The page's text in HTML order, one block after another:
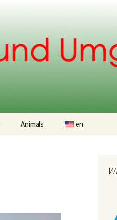
Animals en